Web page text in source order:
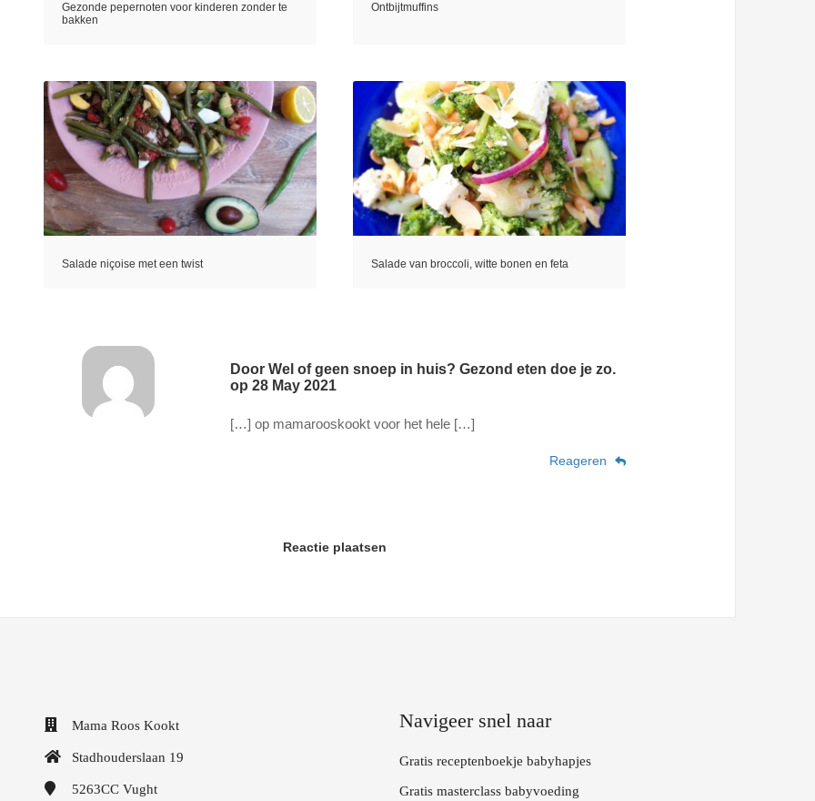
Gezonde pepernoten voor kinderen zonder te
bakken
Ontbijtmuffins
Salade niçoise met een twist Salade van broccoli, witte bonen en feta
Door Wel of geen snoep in huis? Gezond eten doe je zo.
op 28 May 2021
[…] op mamarooskookt voor het hele […]
Reageren
Reactie plaatsen
Mama Roos Kookt
Stadhouderslaan 19
5263CC Vught
Navigeer snel naar
Gratis receptenboekje babyhapjes
Gratis masterclass babyvoeding